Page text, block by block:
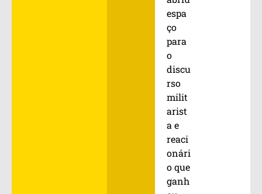
espa
ço
para
o
discu
rso
milit
arist
a e
reaci
onári
o que
ganh